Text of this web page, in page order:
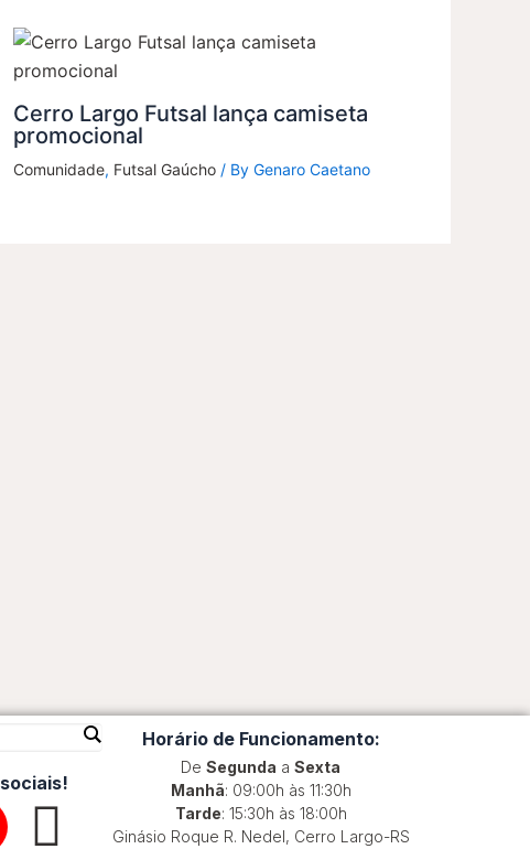
Cerro Largo Futsal lança camiseta
promocional
Comunidade, Futsal Gaúcho / ByGenaro Caetano
W
Horário de Funcionamento:
De Segunda a Sexta
Manhã: 09:00h às 11:30h
Tarde: 15:30h às 18:00h
Ginásio Roque R. Nedel, Cerro Largo-RS